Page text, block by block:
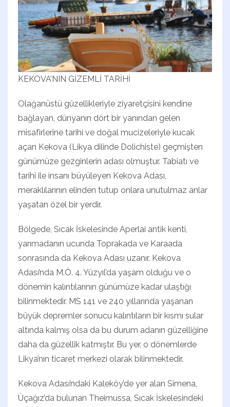
KEKOVA’NIN GİZEMLİ TARİHİ
Olağanüstü güzellikleriyle ziyaretçisini kendine
bağlayan, dünyanın dört bir yanından gelen
misafirlerine tarihi ve doğal mucizeleriyle kucak
açan Kekova (Likya dilinde Dolichiste) geçmişten
günümüze gezginlerin adası olmuştur. Tabiatı ve
tarihi ile insanı büyüleyen Kekova Adası,
meraklılarının elinden tutup onlara unutulmaz anlar
yaşatan özel bir yerdir.
Bölgede, Sıcak İskelesinde Aperlai antik kenti,
yarımadanın ucunda Toprakada ve Karaada
sonrasında da Kekova Adası uzanır. Kekova
Adası’nda M.Ö. 4. Yüzyıl’da yaşam olduğu ve o
dönemin kalıntılarının günümüze kadar ulaştığı
bilinmektedir. MS 141 ve 240 yıllarında yaşanan
büyük depremler sonucu kalıntıların bir kısmı sular
altında kalmış olsa da bu durum adanın güzelliğine
daha da güzellik katmıştır. Bu yer, o dönemlerde
Likya’nın ticaret merkezi olarak bilinmektedir.
Kekova Adası’ndaki Kaleköy’de yer alan Simena,
Üçağız’da bulunan Theimussa, Sıcak İskelesindeki